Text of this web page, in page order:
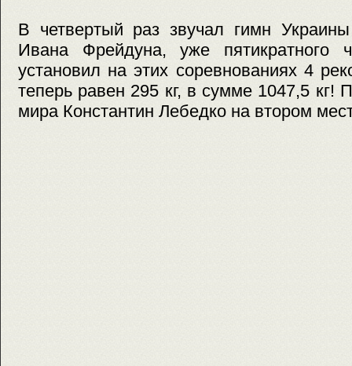
В четвертый раз звучал гимн
Ивана Фрейдуна, уже пятикратного
установил на этих соревнованиях 4
теперь равен 295 кг, в сумме 1047,5 кг!
мира Константин Лебедко на втором